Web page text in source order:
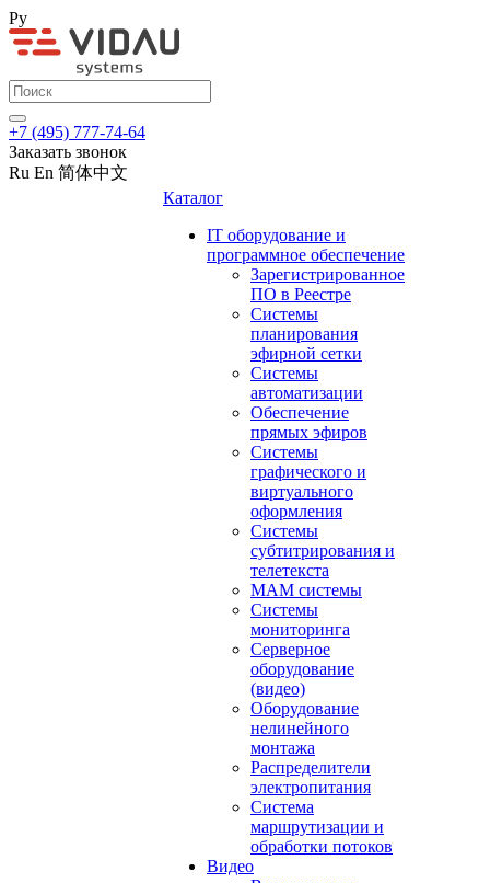
Ру
+7 (495) 777-74-64
Заказать звонок
Ru En 简体中文
Каталог
IT оборудование и
программное обеспечение
Зарегистрированное
ПО в Реестре
Системы
планирования
эфирной сетки
Системы
автоматизации
Обеспечение
прямых эфиров
Системы
графического и
виртуального
оформления
Системы
субтитрирования и
телетекста
MAM системы
Системы
мониторинга
Серверное
оборудование
(видео)
Оборудование
нелинейного
монтажа
Распределители
электропитания
Система
маршрутизации и
обработки потоков
Видео